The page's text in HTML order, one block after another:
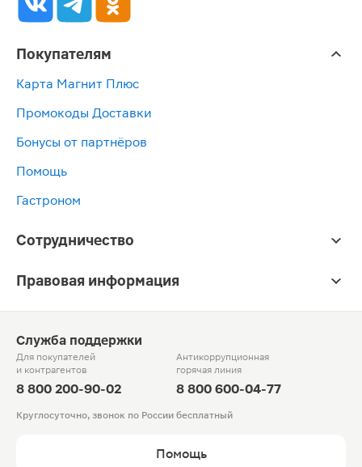
Покупателям
Карта Магнит Плюс
Промокоды Доставки
Бонусы от партнёров
Помощь
Гастроном
Сотрудничество
Правовая информация
Служба поддержки
Для покупателей
и контрагентов
8 800 200-90-02
Антикоррупционная
горячая линия
8 800 600-04-77
Круглосуточно, звонок по России бесплатный
Помощь